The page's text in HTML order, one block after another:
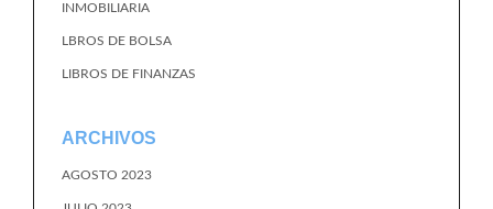
INMOBILIARIA
LBROS DE BOLSA
LIBROS DE FINANZAS
ARCHIVOS
AGOSTO 2023